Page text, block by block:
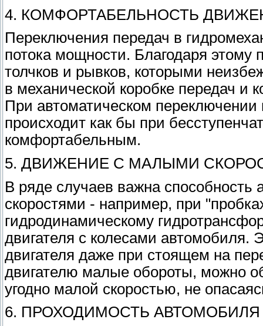
4. КОМФОРТАБЕЛЬНОСТЬ
Переключения передач в
потока мощности. Благодаря
толчков и рывков, которыми
в механической коробке передач и
При автоматическом переключении
происходит как бы при
комфортабельным.
5. ДВИЖЕНИЕ С МАЛЫМИ
В ряде случаев важна
скоростями - например, при
гидродинамическому
двигателя с колесами
двигателя даже при стоящем на
двигателю малые обороты, можно
угодно малой скоростью, не
6. ПРОХОДИМОСТЬ АВТОМОБИЛЯ